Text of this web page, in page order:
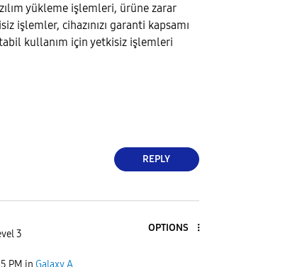
yükleme işlemleri, ürüne zarar
işlemler, cihazınızı garanti kapsamı
kullanım için yetkisiz işlemleri
REPLY
3
OPTIONS
PM in Galaxy A